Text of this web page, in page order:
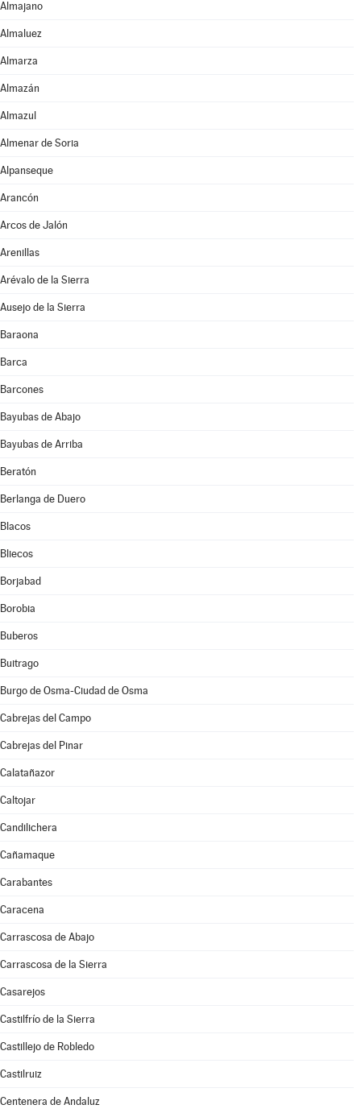
Almajano
Almaluez
Almarza
Almazán
Almazul
Almenar de Soria
Alpanseque
Arancón
Arcos de Jalón
Arenillas
Arévalo de la Sierra
Ausejo de la Sierra
Baraona
Barca
Barcones
Bayubas de Abajo
Bayubas de Arriba
Beratón
Berlanga de Duero
Blacos
Bliecos
Borjabad
Borobia
Buberos
Buitrago
Burgo de Osma-Ciudad de Osma
Cabrejas del Campo
Cabrejas del Pinar
Calatañazor
Caltojar
Candilichera
Cañamaque
Carabantes
Caracena
Carrascosa de Abajo
Carrascosa de la Sierra
Casarejos
Castilfrío de la Sierra
Castillejo de Robledo
Castilruiz
Centenera de Andaluz